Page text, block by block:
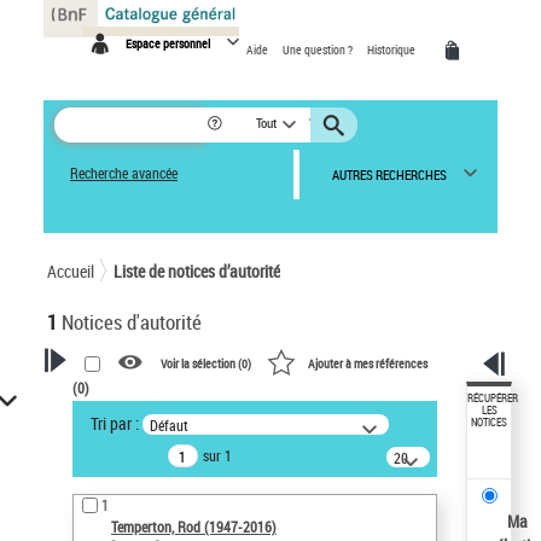
Espace personnel Aide Une question ? Historique
Tout
Recherche avancée AUTRES RECHERCHES
Accueil Liste de notices d’autorité
1 Notices d'autorité
VOTRE RECHERCHE
Recherche avancée dans les
notices d’autorité
Œuvres liées à l'auteur :
Temperton, Rod (1947-2016)
Voir la sélection (0) Ajouter à mes références
(0)
Tri par : Défaut
sur 1
20
résultats/page
1
Temperton, Rod (1947-2016)
RÉCUPÉRER
LES
NOTICES
Ma
Panneau de gestion des cookies